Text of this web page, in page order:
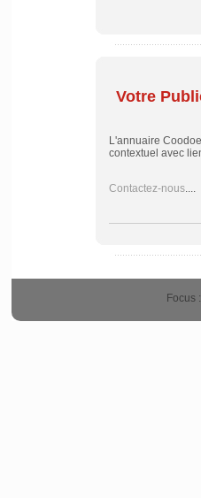
Votre
L'annuaire
contextuel avec
Contactez-nous....
Focus :